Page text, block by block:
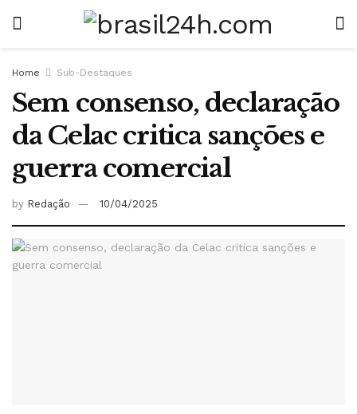
Home Sub-Destaques
Sem consenso, declaração
da Celac critica sanções e
guerra comercial
by Redação 10/04/2025